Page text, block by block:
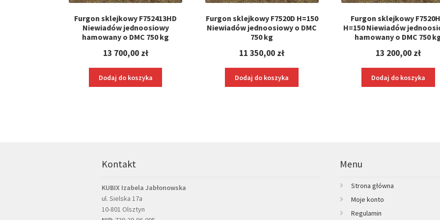
Furgon sklejkowy F752413HD
Niewiadów jednoosiowy
hamowany o DMC 750 kg
13 700,00 zł
Dodaj do koszyka
Furgon sklejkowy F7520D H=150
Niewiadów jednoosiowy o DMC
750 kg
11 350,00 zł
Dodaj do koszyka
Furgon sklejkowy
H=150 Niewiadów
hamowany o DMC 750
13 200,00 zł
Dodaj do koszyka
Kontakt
KUBIX Izabela Jabłonowska
ul. Sielska 17a
10-801 Olsztyn
Menu
Strona główna
Moje konto
Regulamin